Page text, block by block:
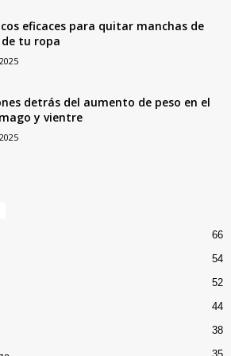
eficaces para quitar manchas de
tu ropa
detrás del aumento de peso en el
y vientre
66
54
52
44
38